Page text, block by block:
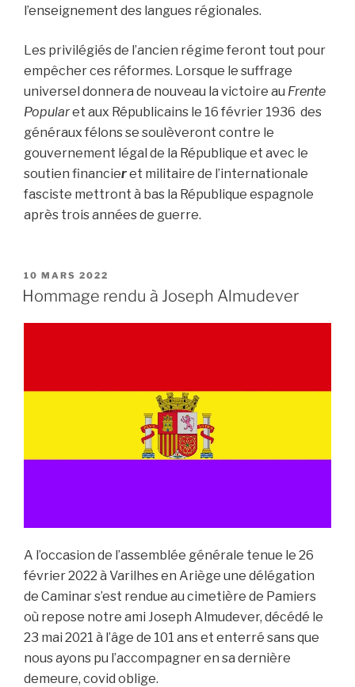
l’enseignement des langues régionales.
Les privilégiés de l’ancien régime feront tout pour
empêcher ces réformes. Lorsque le suffrage
universel donnera de nouveau la victoire au Frente
Popularet aux Républicains le 16 février 1936 des
généraux félons se soulèveront contre le
gouvernement légal de la République et avec le
soutien financieret militaire de l’internationale
fasciste mettront à bas la République espagnole
après trois années de guerre.
PUBLIÉ
LE
10 MARS 2022
Hommage rendu à Joseph Almudever
A l’occasion de l’assemblée générale tenue le 26
février 2022 à Varilhes en Ariège une délégation
de Caminar s’est rendue au cimetière de Pamiers
où repose notre ami Joseph Almudever, décédé le
23 mai 2021 à l’âge de 101 ans et enterré sans que
nous ayons pu l’accompagner en sa dernière
demeure, covid oblige.